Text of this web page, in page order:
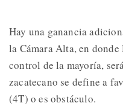
Hay una ganancia
la Cámara Alta, en
control de la mayoría,
zacatecano se define a
(4T) o es obstáculo.